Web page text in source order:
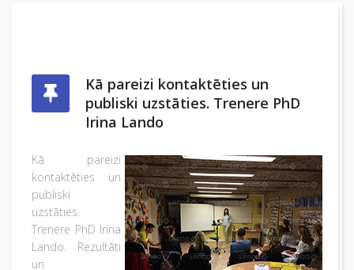
Kā pareizi kontaktēties un
publiski uzstāties. Trenere PhD
Irina Lando
Kā pareizi
kontaktēties un
publiski
uzstāties.
Trenere PhD Irina
Lando. Rezultāti
un